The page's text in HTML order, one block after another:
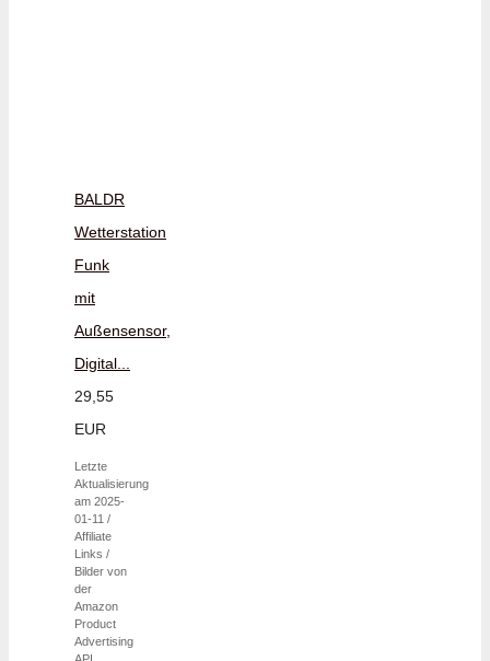
BALDR
Wetterstation
Funk
mit
Außensensor,
Digital...
29,55
EUR
Letzte
Aktualisierung
am 2025-
01-11 /
Affiliate
Links /
Bilder von
der
Amazon
Product
Advertising